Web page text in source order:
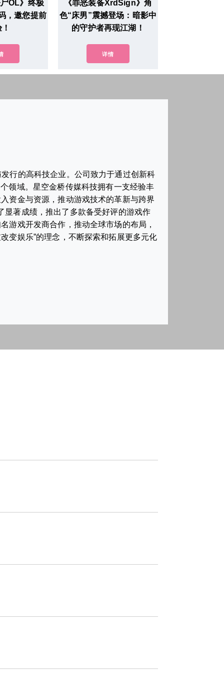
OL》终极
，邀您提前
《罪恶装备XrdSign》角
色“床男”震撼登场：暗影中
的守护者再现江湖！
详情
行的高科技企业。公司致力于通过创新科
领域。星空金桥传媒科技拥有一支经验丰
资金与资源，推动游戏技术的革新与跨界
显著成绩，推出了多款备受好评的游戏作
游戏开发商合作，推动全球市场的布局，
变娱乐”的理念，不断探索和拓展更多元化